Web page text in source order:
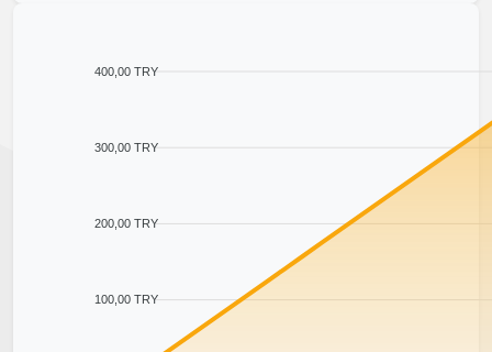
400,00 TRY
300,00 TRY
200,00 TRY
100,00 TRY